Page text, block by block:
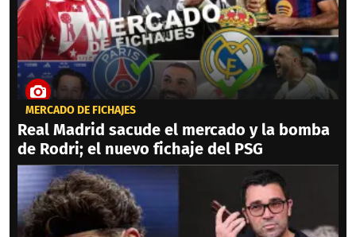
MERCADO DE FICHAJES
Real Madrid sacude el mercado y la bomba
de Rodri; el nuevo fichaje del PSG